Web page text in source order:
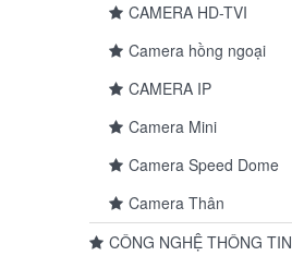
CAMERA HD-TVI
Camera hồng ngoại
CAMERA IP
Camera Mini
Camera Speed Dome
Camera Thân
CÔNG NGHỆ THÔNG TIN